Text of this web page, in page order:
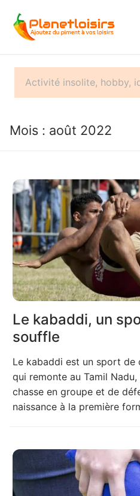
contenu
Mois : août 2022
Le kabaddi, un
souffle
Le kabaddi est un sport de
qui remonte au Tamil
chasse en groupe et de
naissance à la première